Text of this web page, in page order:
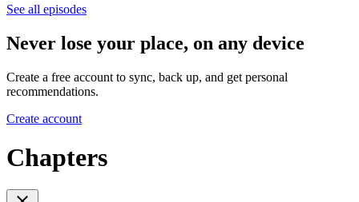
See all episodes
Never lose your place, on any device
Create a free account to sync, back up, and get personal
recommendations.
Create account
Chapters